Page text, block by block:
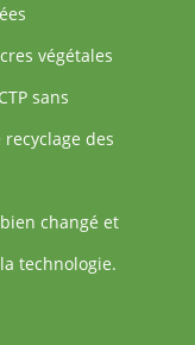
végétales
sans
des
changé et
technologie.